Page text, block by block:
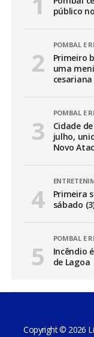
público
POMBAL E
Primeiro
uma
cesariana
POMBAL E
Cidade
julho,
Novo
Primeira
sábado
POMBAL E
Incêndio
de Lagoa
Copyright © 2026